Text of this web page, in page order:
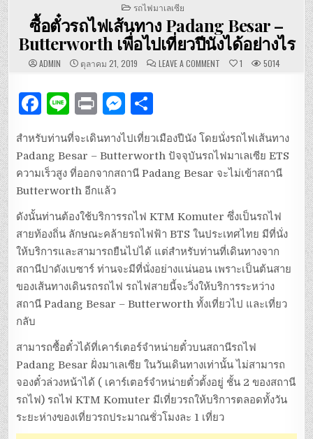
POSTED
IN
รถไฟมาเลเซีย
ซื้อตั๋วรถไฟเส้นทาง Padang Besar –
Butterworth เพื่อไปเที่ยวปีนังได้อย่างไร
ADMIN ตุลาคม 21, 2019 LEAVE A COMMENT
–
BUTTERWORTH
ไป
เที่ยว
ปีนัง
ได้
1 5014
F
c
e
b
o
o
k
Li
n
e
P
n
t
M
es
se
n
er
ar
e
สำหรับท่านที่จะเดินทางไปเที่ยวเมืองปีนัง โดยนั่งรถไฟเส้นทาง
Padang Besar – Butterworth ปัจจุบันรถไฟมาเลเซีย ETS
ความเร็วสูง ที่ออกจากสถานี Padang Besar จะไม่เข้าสถานี
Butterworth อีกแล้ว
ดังนั้นท่านต้องใช้บริการรถไฟ KTM Komuter ซึ่งเป็นรถไฟ
สายท้องถิ่น ลักษณะคล้ายรถไฟฟ้า BTS ในประเทศไทย มีที่นั่ง
ให้บริการและสามารถยืนไปได้ แต่สำหรับท่านที่เดินทางจาก
สถานีปาดังเบซาร์ ท่านจะมีที่นั่งอย่างแน่นอน เพราะเป็นต้นสาย
ของเส้นทางเดินรถรถไฟ รถไฟสายนี้จะวิ่งให้บริการระหว่าง
สถานี Padang Besar – Butterworth ทั้งเที่ยวไป และเที่ยว
กลับ
สามารถซื้อตั๋วได้ที่เคาร์เตอร์จำหน่ายตั๋วบนสถานีรถไฟ
Padang Besar ฝั่งมาเลเซีย ในวันเดินทางเท่านั้น ไม่สามารถ
จองตั๋วล่วงหน้าได้ ( เคาร์เตอร์จำหน่ายตั๋วตั้งอยู่ ชั้น 2 ของสถานี
รถไฟ) รถไฟ KTM Komuter มีเที่ยวรถให้บริการตลอดทั้งวัน
ระยะห่างของเที่ยวรถประมาณชั่วโมงละ 1 เที่ยว